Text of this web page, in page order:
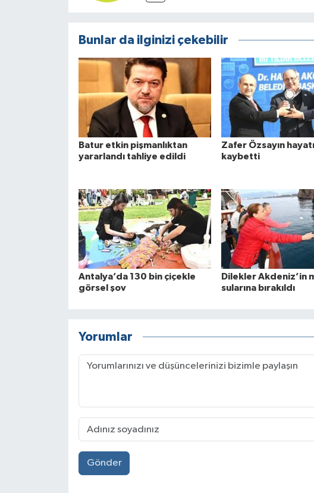
Bunlar da ilginizi çekebilir
Batur etkin pişmanlıktan
yararlandı tahliye edildi
Zafer Özsayın
kaybetti
Antalya’da 130 bin çiçekle
görsel şov
Dilekler Akdeniz’in
sularına bırakıldı
Yorumlar
Gönder